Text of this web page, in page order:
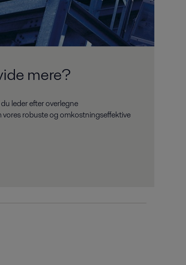
mere?
leder efter overlegne
robuste og omkostningseffektive